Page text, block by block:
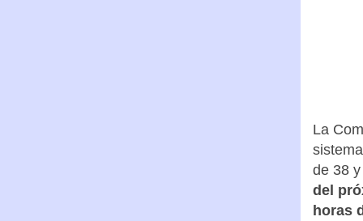
La
de 38
del
horas